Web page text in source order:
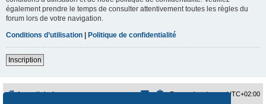
également prendre le temps de consulter attentivement toutes les règles du
forum lors de votre navigation.
Conditions d’utilisation | Politique de confidentialité
Inscription
Accueil du forum Fuseau horaire surUTC+02:00